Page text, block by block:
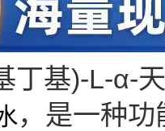
丁基)-L-α-
，是一种